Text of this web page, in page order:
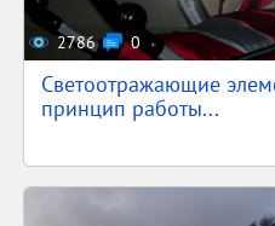
2786 0
Светоотражающие
принцип работы...